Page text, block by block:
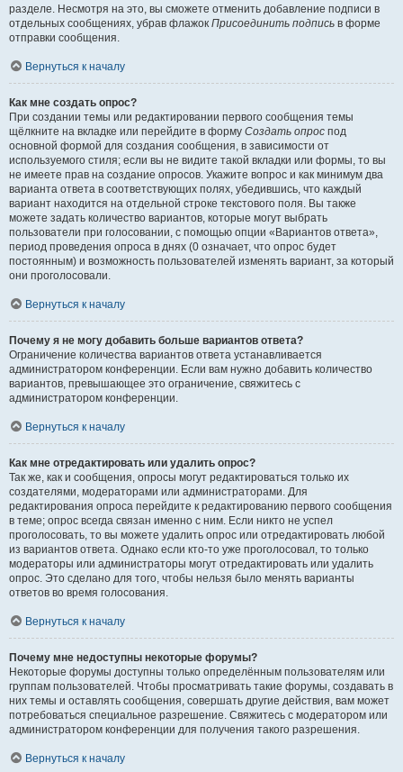
разделе. Несмотря на это, вы сможете отменить добавление подписи в
отдельных сообщениях, убрав флажок Присоединить подпись в форме
отправки сообщения.
Вернуться к началу
Как мне создать опрос?
При создании темы или редактировании первого сообщения темы
щёлкните на вкладке или перейдите в форму Создать опрос под
основной формой для создания сообщения, в зависимости от
используемого стиля; если вы не видите такой вкладки или формы, то вы
не имеете прав на создание опросов. Укажите вопрос и как минимум два
варианта ответа в соответствующих полях, убедившись, что каждый
вариант находится на отдельной строке текстового поля. Вы также
можете задать количество вариантов, которые могут выбрать
пользователи при голосовании, с помощью опции «Вариантов ответа»,
период проведения опроса в днях (0 означает, что опрос будет
постоянным) и возможность пользователей изменять вариант, за который
они проголосовали.
Вернуться к началу
Почему я не могу добавить больше вариантов ответа?
Ограничение количества вариантов ответа устанавливается
администратором конференции. Если вам нужно добавить количество
вариантов, превышающее это ограничение, свяжитесь с
администратором конференции.
Вернуться к началу
Как мне отредактировать или удалить опрос?
Так же, как и сообщения, опросы могут редактироваться только их
создателями, модераторами или администраторами. Для
редактирования опроса перейдите к редактированию первого сообщения
в теме; опрос всегда связан именно с ним. Если никто не успел
проголосовать, то вы можете удалить опрос или отредактировать любой
из вариантов ответа. Однако если кто-то уже проголосовал, то только
модераторы или администраторы могут отредактировать или удалить
опрос. Это сделано для того, чтобы нельзя было менять варианты
ответов во время голосования.
Вернуться к началу
Почему мне недоступны некоторые форумы?
Некоторые форумы доступны только определённым пользователям или
группам пользователей. Чтобы просматривать такие форумы, создавать в
них темы и оставлять сообщения, совершать другие действия, вам может
потребоваться специальное разрешение. Свяжитесь с модератором или
администратором конференции для получения такого разрешения.
Вернуться к началу